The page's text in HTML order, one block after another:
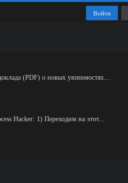
(PDF) о новых уязвимостях...
Hacker: 1) Переходим на этот...
Войти